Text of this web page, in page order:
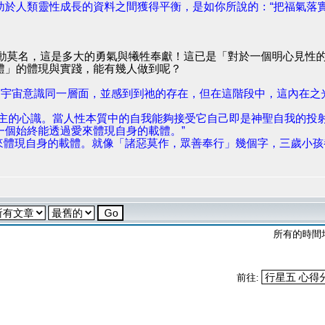
人類靈性成長的資料之間獲得平衡，是如你所說的：“把福氣落
名，這是多大的勇氣與犧牲奉獻！這已是「對於一個明心見性
的體現與實踐，能有幾人做到呢？
宙意識同一層面，並感到到祂的存在，但在這階段中，這內在
心識。當人性本質中的自我能夠接受它自己即是神聖自我的投
始終能透過愛來體現自身的載體。”
體現自身的載體。就像「諸惡莫作，眾善奉行」幾個字，三歲小
所有的時間
前往: